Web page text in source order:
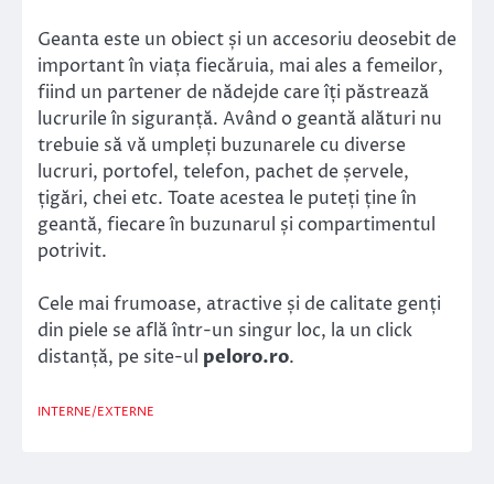
Geanta este un obiect și un accesoriu deosebit de
important în viața fiecăruia, mai ales a femeilor,
fiind un partener de nădejde care îți păstrează
lucrurile în siguranță. Având o geantă alături nu
trebuie să vă umpleți buzunarele cu diverse
lucruri, portofel, telefon, pachet de șervele,
țigări, chei etc. Toate acestea le puteți ține în
geantă, fiecare în buzunarul și compartimentul
potrivit.
Cele mai frumoase, atractive și de calitate genți
din piele se află într-un singur loc, la un click
distanță, pe site-ul peloro.ro.
INTERNE/EXTERNE